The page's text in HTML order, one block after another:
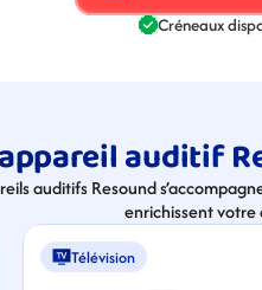
Créneaux
auditif
auditifs Resound
enrichissent
Télévision